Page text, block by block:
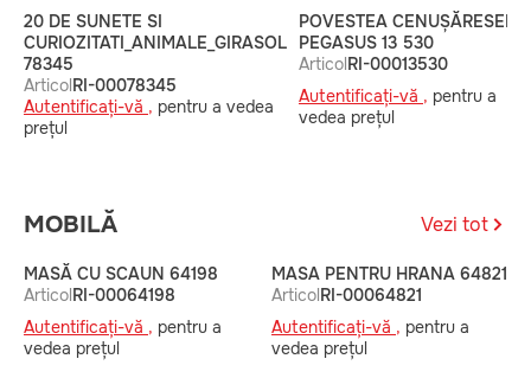
20 DE SUNETE SI
CURIOZITATI_ANIMALE_GIRASOL
78345
ArticolRI-00078345
Autentificați-vă , pentru a vedea
prețul
POVESTEA CENUȘĂRESEI
PEGASUS 13 530
ArticolRI-00013530
Autentificați-vă , pentru a
vedea prețul
MOBILĂ Vezi tot
MASĂ CU SCAUN 64198
ArticolRI-00064198
Autentificați-vă , pentru a
vedea prețul
MASA PENTRU HRANA 64821
ArticolRI-00064821
Autentificați-vă , pentru a
vedea prețul